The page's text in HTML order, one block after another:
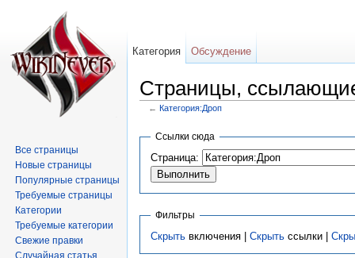
Страницы,
← Категория:Дроп
Ссылки сюда
Страница:
Фильтры
Скрытьвключения | Скрытьссылки |
Категория Обсуждение
Все страницы
Новые страницы
Популярные страницы
Требуемые страницы
Категории
Требуемые категории
Свежие правки
Случайная статья